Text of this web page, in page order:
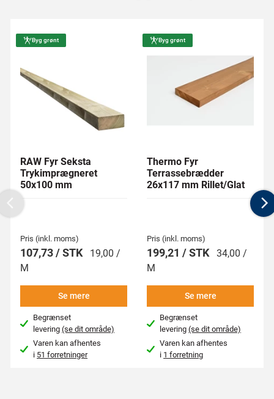
Byg grønt
RAW Fyr Seksta
Trykimprægneret
50x100 mm
Pris (inkl. moms)
107,73 / STK
19,00 /
M
Se mere
Begrænset
levering(se dit område)
Varen kan afhentes
i 51 forretninger
Byg grønt
Thermo Fyr
Terrassebrædder
26x117 mm Rillet/Glat
Pris (inkl. moms)
199,21 / STK 34,00 /
M
Se mere
Begrænset
levering(se dit område)
Varen kan afhentes
i 1 forretning
Previous